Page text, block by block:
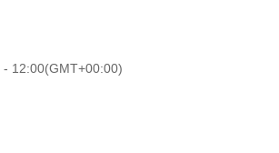
- 12:00(GMT+00:00)